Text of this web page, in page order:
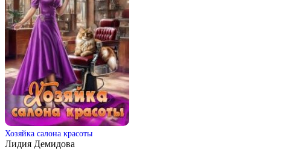
Хозяйка салона красоты
Лидия Демидова